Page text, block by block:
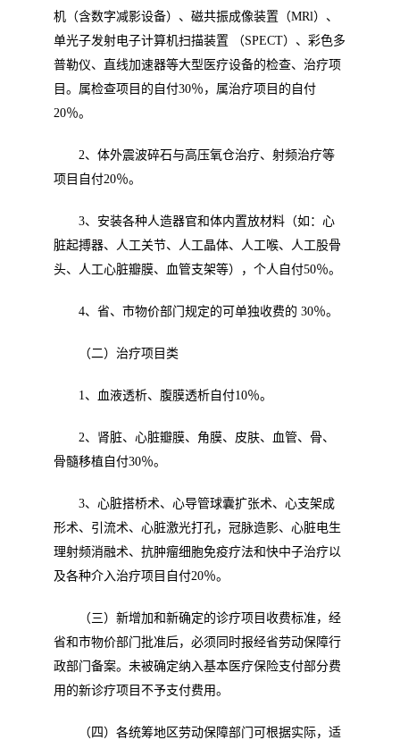
机（含数字减影设备）、磁共振成像装置（MRl）、
单光子发射电子计算机扫描装置 （SPECT）、彩色多
普勒仪、直线加速器等大型医疗设备的检查、治疗项
目。属检查项目的自付30％，属治疗项目的自付
20％。
2、体外震波碎石与高压氧仓治疗、射频治疗等
项目自付20％。
3、安装各种人造器官和体内置放材料（如：心
脏起搏器、人工关节、人工晶体、人工喉、人工股骨
头、人工心脏瓣膜、血管支架等），个人自付50％。
4、省、市物价部门规定的可单独收费的 30％。
（二）治疗项目类
1、血液透析、腹膜透析自付10％。
2、肾脏、心脏瓣膜、角膜、皮肤、血管、骨、
骨髓移植自付30％。
3、心脏搭桥术、心导管球囊扩张术、心支架成
形术、引流术、心脏激光打孔，冠脉造影、心脏电生
理射频消融术、抗肿瘤细胞免疫疗法和快中子治疗以
及各种介入治疗项目自付20％。
（三）新增加和新确定的诊疗项目收费标准，经
省和市物价部门批准后，必须同时报经省劳动保障行
政部门备案。未被确定纳入基本医疗保险支付部分费
用的新诊疗项目不予支付费用。
（四）各统筹地区劳动保障部门可根据实际，适